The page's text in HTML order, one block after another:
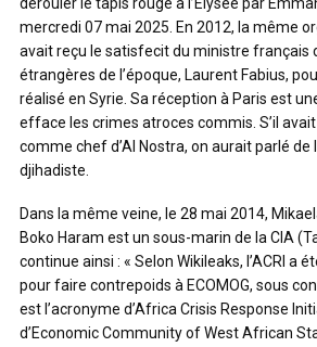
mercredi 07 mai 2025. En 2012, la même
avait reçu le satisfecit du ministre français
étrangères de l’époque, Laurent Fabius,
réalisé en Syrie. Sa réception à Paris est
efface les crimes atroces commis. S’il
comme chef d’Al Nostra, on aurait parlé de
djihadiste.
Dans la même veine, le 28 mai 2014,
Boko Haram est un sous-marin de la CIA
continue ainsi : « Selon Wikileaks, l’ACRI a
pour faire contrepoids à ECOMOG, sous
est l’acronyme d’Africa Crisis Response
d’Economic Community of West African